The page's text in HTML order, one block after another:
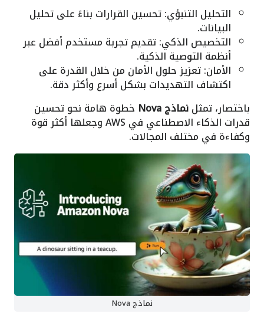
التحليل التنبؤي: تحسين القرارات بناءً على تحليل
البيانات.
التخصيص الذكي: تقديم تجربة مستخدم أفضل عبر
أنظمة التوصية الذكية.
الأمان: تعزيز حلول الأمان من خلال القدرة على
اكتشاف التهديدات بشكل أسرع وأكثر دقة.
باختصار، تمثلنماذج Nova خطوة هامة نحو تحسين
قدرات الذكاء الاصطناعي في AWS وجعلها أكثر قوة
وكفاءة في مختلف المجالات.
نماذج Nova